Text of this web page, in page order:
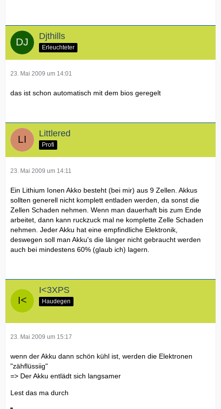
Djthills
Erleuchteter
23. Mai 2009 um 14:01
das ist schon automatisch mit dem bios geregelt
Littlered
Profi
23. Mai 2009 um 14:11
Ein Lithium Ionen Akko besteht (bei mir) aus 9 Zellen. Akkus
sollten generell nicht komplett entladen werden, da sonst die
Zellen Schaden nehmen. Wenn man dauerhaft bis zum Ende
arbeitet, dann kann ruckzuck mal ne komplette Zelle Schaden
nehmen. Jeder Akku hat eine empfindliche Elektronik,
deswegen soll man Akku's die länger nicht gebraucht werden
auch bei mindestens 60% (glaub ich) lagern.
I<3XPS
Haudegen
23. Mai 2009 um 15:17
wenn der Akku dann schön kühl ist, werden die Elektronen
"zähflüssiig"
=> Der Akku entlädt sich langsamer
Lest das ma durch